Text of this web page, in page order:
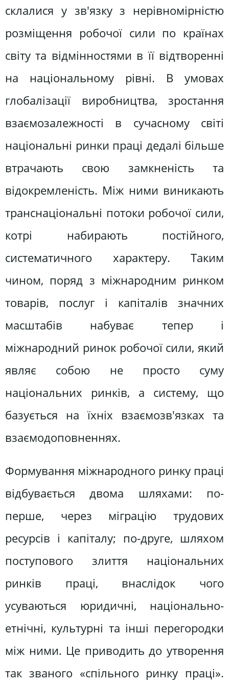
склалися у зв'язку з нерівномірністю
розміщення робочої сили по країнах
світу та відмінностями в її відтворенні
на національному рівні. В умовах
глобалізації виробництва, зростання
взаємозалежності в сучасному світі
національні ринки праці дедалі більше
втрачають свою замкненість та
відокремленість. Між ними виникають
транснаціональні потоки робочої сили,
котрі набирають постійного,
систематичного характеру. Таким
чином, поряд з міжнародним ринком
товарів, послуг і капіталів значних
масштабів набуває тепер і
міжнародний ринок робочої сили, який
являє собою не просто суму
національних ринків, а систему, що
базується на їхніх взаємозв'язках та
взаємодоповненнях.
Формування міжнародного ринку праці
відбувається двома шляхами: по-
перше, через міграцію трудових
ресурсів і капіталу; по-друге, шляхом
поступового злиття національних
ринків праці, внаслідок чого
усуваються юридичні, національно-
етнічні, культурні та інші перегородки
між ними. Це приводить до утворення
так званого «спільного ринку праці».